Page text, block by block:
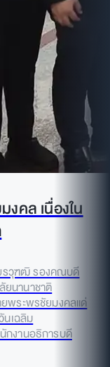
คล เนื่องใน
รวุฑฒิ รองคณบดี
นานาชาติ
พระพรชัยมงคลแด่
นเฉลิม
งานอธิการบดี